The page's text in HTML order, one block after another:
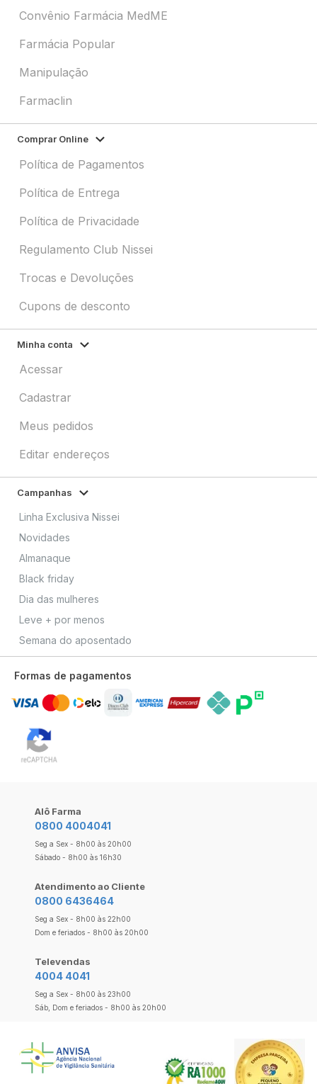
Convênio Farmácia MedME
Farmácia Popular
Manipulação
Farmaclin
Comprar Online
Política de Pagamentos
Política de Entrega
Política de Privacidade
Regulamento Club Nissei
Trocas e Devoluções
Cupons de desconto
Minha conta
Acessar
Cadastrar
Meus pedidos
Editar endereços
Campanhas
Linha Exclusiva Nissei
Novidades
Almanaque
Black friday
Dia das mulheres
Leve + por menos
Semana do aposentado
Formas de pagamentos
Alô Farma
0800 4004041
Seg a Sex - 8h00 às 20h00
Sábado - 8h00 às 16h30
Atendimento ao Cliente
0800 6436464
Seg a Sex - 8h00 às 22h00
Dom e feriados - 8h00 às 20h00
Televendas
4004 4041
Seg a Sex - 8h00 às 23h00
Sáb, Dom e feriados - 8h00 às 20h00